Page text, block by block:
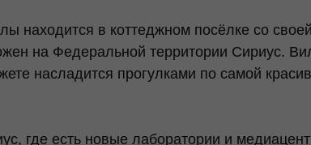
находится в коттеджном посёлке со
на Федеральной территории Сириус.
насладится прогулками по самой
где есть новые лаборатории и